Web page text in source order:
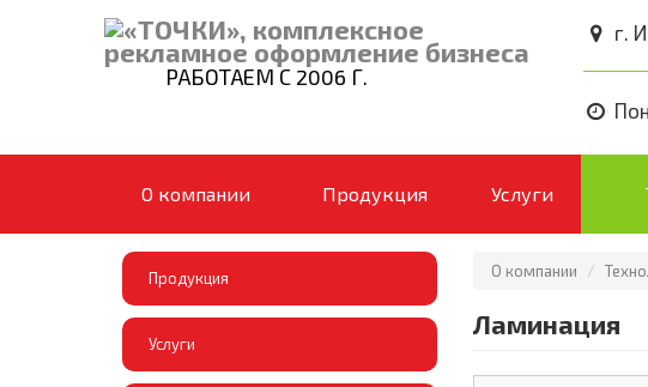
РАБОТАЕМ С 2006 Г.
г.
О компании Продукция Услуги
Продукция
Услуги
О компании
Ламинация